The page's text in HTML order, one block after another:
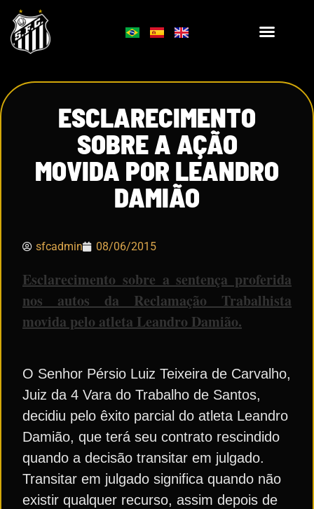
ESCLARECIMENTO
SOBRE A AÇÃO
MOVIDA POR LEANDRO
DAMIÃO
sfcadmin 08/06/2015
Esclarecimento sobre a sentença proferida
nos autos da Reclamação Trabalhista
movida pelo atleta Leandro Damião.
O Senhor Pérsio Luiz Teixeira de Carvalho,
Juiz da 4 Vara do Trabalho de Santos,
decidiu pelo êxito parcial do atleta Leandro
Damião, que terá seu contrato rescindido
quando a decisão transitar em julgado.
Transitar em julgado significa quando não
existir qualquer recurso, assim depois de